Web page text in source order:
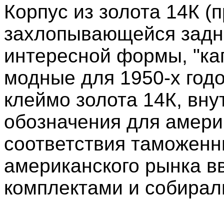
Корпус из золота 14К
захлопывающейся
интересной формы,
модные для 1950-х
клеймо золота 14К,
обозначения для
соответствия
американского рынка
комплектами и